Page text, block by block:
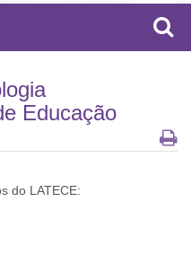
Educação
do LATECE: